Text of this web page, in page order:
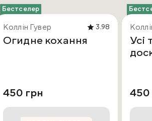
Бестселер
Коллін Гувер 3.98
Огидне кохання
450 грн
Усі
450